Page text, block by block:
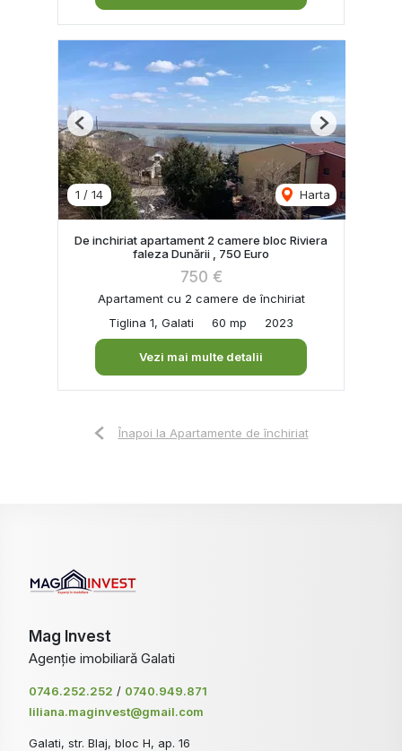
1 / 14 Harta
Previous Next
De inchiriat apartament 2 camere bloc Riviera
faleza Dunării , 750 Euro
750 €
Apartament cu 2 camere de închiriat
Tiglina 1, Galati
60 mp 2023
Vezi mai multe detalii
Înapoi la Apartamente de închiriat
Mag Invest
Agenție imobiliară Galati
0746.252.252 / 0740.949.871
liliana.maginvest@gmail.com
Galati, str. Blaj, bloc H, ap. 16